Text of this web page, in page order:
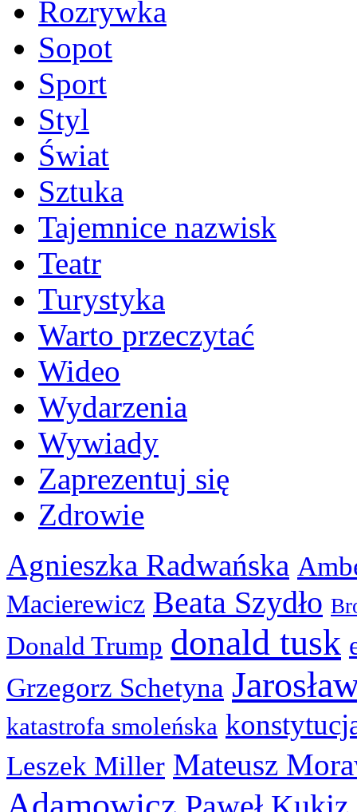
Rozrywka
Sopot
Sport
Styl
Świat
Sztuka
Tajemnice nazwisk
Teatr
Turystyka
Warto przeczytać
Wideo
Wydarzenia
Wywiady
Zaprezentuj się
Zdrowie
Agnieszka Radwańska
Macierewicz Beata Szydło
Donald Trump donald tusk
Grzegorz Schetyna
katastrofa smoleńska
Leszek Miller Mateusz